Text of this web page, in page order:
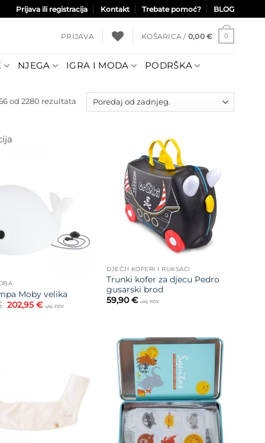
Prijava ili registracija Kontakt Trebate pomoć? BLOG
PRIJAVA KOŠARICA / 0,00 € 0
NJEGA IGRA I MODA PODRŠKA
od 2280 rezultata Poredano
Moby velika
Izvorna
cijena
202,95 €Trenutna
cijena
uklj. PDV
na listu
želja
DJEČJI KOFERI I RUKSACI
Trunki kofer za djecu Pedro
gusarski brod
59,90€ uklj. PDV
na listu
želja
Dodajte
na listu
želja